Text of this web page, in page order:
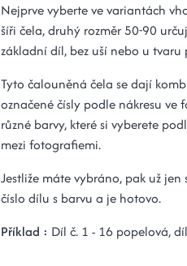
Nejprve vyberte ve variantách
šíři čela, druhý rozměr 50-90
základní díl, bez uší nebo u tvaru
Tyto čalouněná čela se dají
označené čísly podle nákresu
různé barvy, které si vyberete
mezi fotografiemi.
Jestliže máte vybráno, pak už
číslo dílu s barvu a je hotovo.
Příklad : Díl č. 1 - 16 popelová,